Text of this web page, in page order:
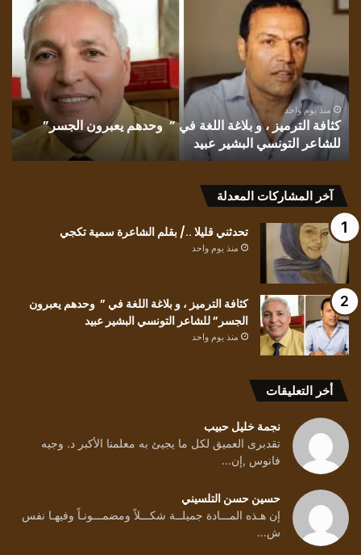
الترميز
اللغة
في
” وحدهم
يعبرون
الجسر”
للشاعر
البشير
عبيد
منذ يوم واحد
كثافة الترميز ، و بلاغة اللغة في ” وحدهم يعبرون الجسر”
للشاعر التونسي البشير عبيد
آخر المشاركات المعدلة
تحدثني قليلا ../ بقلم الشاعرة سمية تكجي
منذ يوم واحد
كثافة الترميز ، و بلاغة اللغة في ” وحدهم يعبرون
الجسر” للشاعر التونسي البشير عبيد
منذ يوم واحد
أخر التعليقات
نجمة خليل حبيب
تقدبرى العميق لكل ما يجيئ به معلمنا الأكبر د. وجيه
فانوس ,إن...
حسين حسن التلسيني
إن هـذه المـــادة جميلــة شكـــلاً ومضمـــونـاً وفيهـا نفس
ش...